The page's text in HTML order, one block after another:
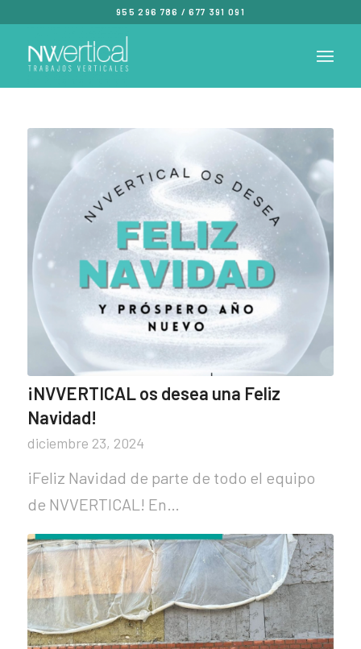
955 296 786 /677 391 091
¡NVVERTICAL os desea una Feliz
Navidad!
diciembre 23, 2024
¡Feliz Navidad de parte de todo el equipo
de NVVERTICAL! En…